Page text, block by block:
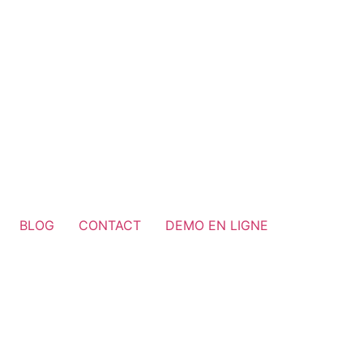
BLOG CONTACT DEMO EN LIGNE